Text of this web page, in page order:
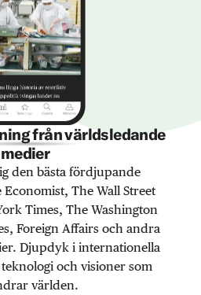
från världsledande
medier
den bästa fördjupande
The Wall Street
Times, The Washington
Foreign Affairs och andra
Djupdyk i internationella
och visioner som
världen.